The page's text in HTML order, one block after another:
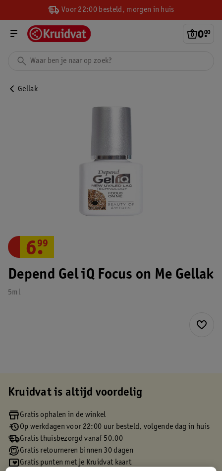
Voor 22:00 besteld, morgen in huis
0.
00
Gellak
Depend Gel iQ Focus on Me Gellak
5ml
6.
99
Kruidvat is altijd voordelig
Gratis ophalen in de winkel
Op werkdagen voor 22:00 uur besteld, volgende dag in huis
Gratis thuisbezorgd vanaf 50.00
Gratis retourneren binnen 30 dagen
Gratis punten met je Kruidvat kaart